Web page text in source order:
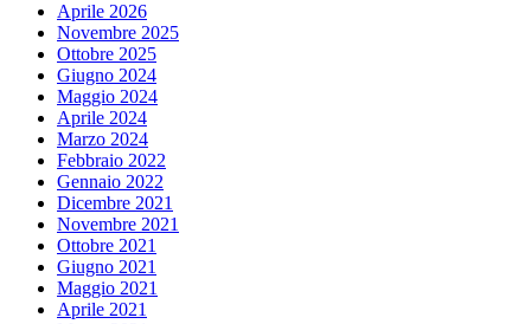
Aprile 2026
Novembre 2025
Ottobre 2025
Giugno 2024
Maggio 2024
Aprile 2024
Marzo 2024
Febbraio 2022
Gennaio 2022
Dicembre 2021
Novembre 2021
Ottobre 2021
Giugno 2021
Maggio 2021
Aprile 2021